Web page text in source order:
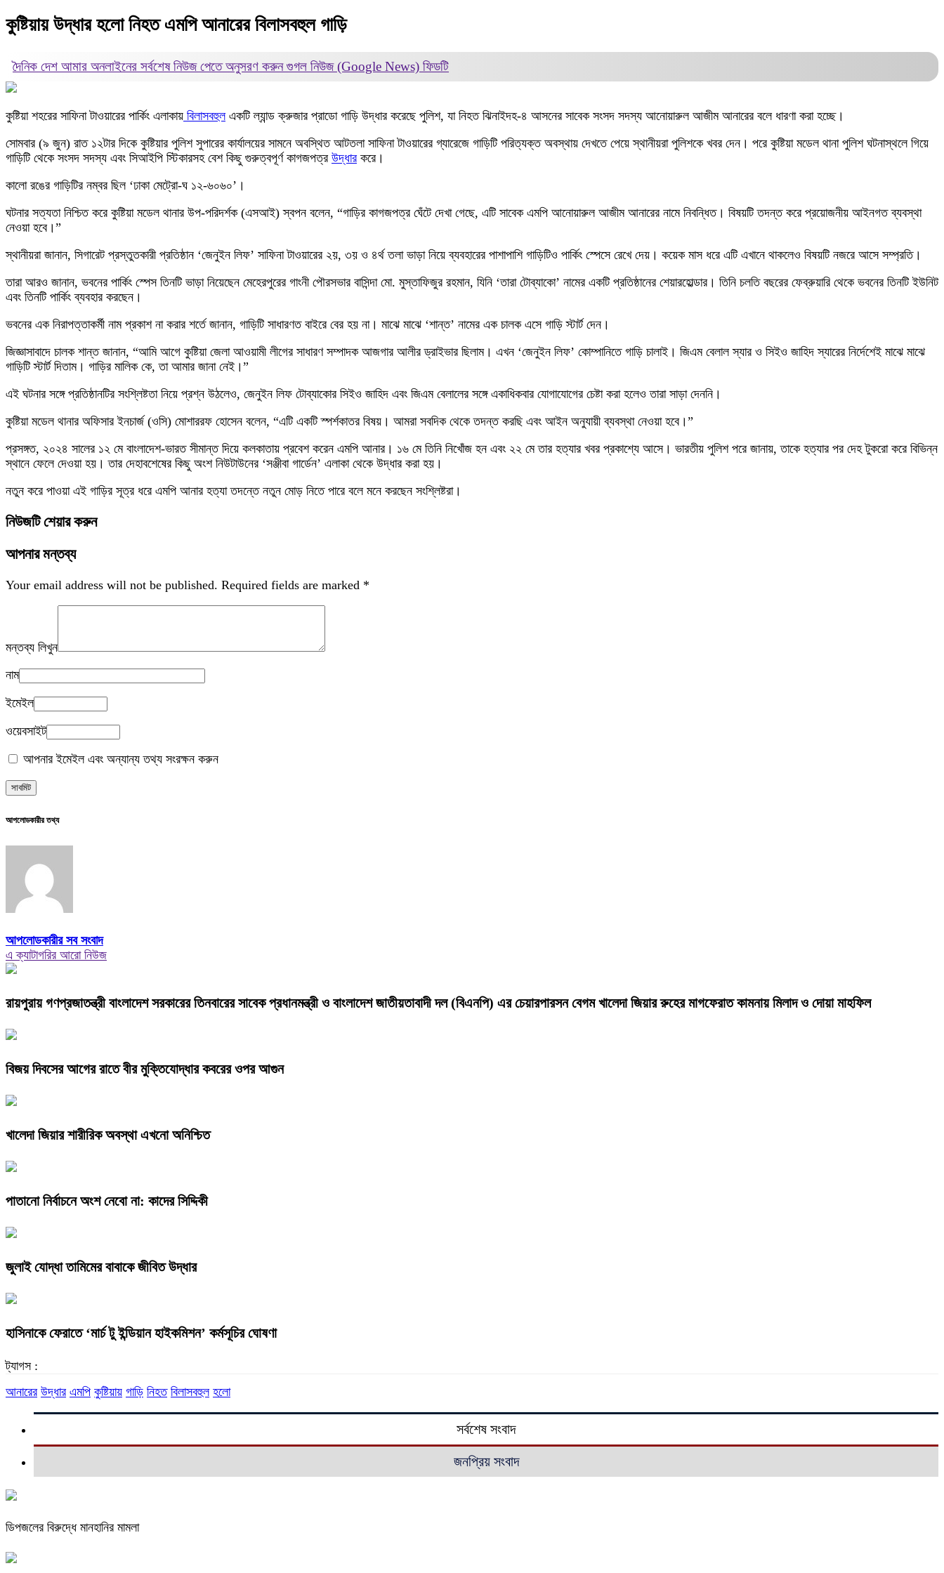
কুষ্টিয়ায় উদ্ধার হলো নিহত এমপি আনারের বিলাসবহুল গাড়ি
দৈনিক দেশ আমার অনলাইনের সর্বশেষ নিউজ পেতে অনুসরণ করুনগুগল নিউজ (Google News) ফিডটি
কুষ্টিয়া শহরের সাফিনা টাওয়ারের পার্কিং এলাকায় বিলাসবহুলএকটি ল্যান্ড ক্রুজার প্রাডো গাড়ি উদ্ধার করেছে পুলিশ, যা নিহত ঝিনাইদহ-৪ আসনের সাবেক সংসদ সদস্য আনোয়ারুল আজীম আনারের বলে ধারণা করা হচ্ছে।
সোমবার (৯ জুন) রাত ১২টার দিকে কুষ্টিয়ার পুলিশ সুপারের কার্যালয়ের সামনে অবস্থিত আটতলা সাফিনা টাওয়ারের গ্যারেজে গাড়িটি পরিত্যক্ত অবস্থায় দেখতে পেয়ে স্থানীয়রা পুলিশকে খবর দেন। পরে কুষ্টিয়া মডেল থানা পুলিশ ঘটনাস্থলে গিয়ে
গাড়িটি থেকে সংসদ সদস্য এবং সিআইপি স্টিকারসহ বেশ কিছু গুরুত্বপূর্ণ কাগজপত্র উদ্ধারকরে।
কালো রঙের গাড়িটির নম্বর ছিল ‘ঢাকা মেট্রো-ঘ ১২-৬০৬০’।
ঘটনার সত্যতা নিশ্চিত করে কুষ্টিয়া মডেল থানার উপ-পরিদর্শক (এসআই) স্বপন বলেন, “গাড়ির কাগজপত্র ঘেঁটে দেখা গেছে, এটি সাবেক এমপি আনোয়ারুল আজীম আনারের নামে নিবন্ধিত। বিষয়টি তদন্ত করে প্রয়োজনীয় আইনগত ব্যবস্থা
নেওয়া হবে।”
স্থানীয়রা জানান, সিগারেট প্রস্তুতকারী প্রতিষ্ঠান ‘জেনুইন লিফ’ সাফিনা টাওয়ারের ২য়, ৩য় ও ৪র্থ তলা ভাড়া নিয়ে ব্যবহারের পাশাপাশি গাড়িটিও পার্কিং স্পেসে রেখে দেয়। কয়েক মাস ধরে এটি এখানে থাকলেও বিষয়টি নজরে আসে সম্প্রতি।
তারা আরও জানান, ভবনের পার্কিং স্পেস তিনটি ভাড়া নিয়েছেন মেহেরপুরের গাংনী পৌরসভার বাসিন্দা মো. মুস্তাফিজুর রহমান, যিনি ‘তারা টোব্যাকো’ নামের একটি প্রতিষ্ঠানের শেয়ারহোল্ডার। তিনি চলতি বছরের ফেব্রুয়ারি থেকে ভবনের তিনটি ইউনিট
এবং তিনটি পার্কিং ব্যবহার করছেন।
ভবনের এক নিরাপত্তাকর্মী নাম প্রকাশ না করার শর্তে জানান, গাড়িটি সাধারণত বাইরে বের হয় না। মাঝে মাঝে ‘শান্ত’ নামের এক চালক এসে গাড়ি স্টার্ট দেন।
জিজ্ঞাসাবাদে চালক শান্ত জানান, “আমি আগে কুষ্টিয়া জেলা আওয়ামী লীগের সাধারণ সম্পাদক আজগার আলীর ড্রাইভার ছিলাম। এখন ‘জেনুইন লিফ’ কোম্পানিতে গাড়ি চালাই। জিএম বেলাল স্যার ও সিইও জাহিদ স্যারের নির্দেশেই মাঝে মাঝে
গাড়িটি স্টার্ট দিতাম। গাড়ির মালিক কে, তা আমার জানা নেই।”
এই ঘটনার সঙ্গে প্রতিষ্ঠানটির সংশ্লিষ্টতা নিয়ে প্রশ্ন উঠলেও, জেনুইন লিফ টোব্যাকোর সিইও জাহিদ এবং জিএম বেলালের সঙ্গে একাধিকবার যোগাযোগের চেষ্টা করা হলেও তারা সাড়া দেননি।
কুষ্টিয়া মডেল থানার অফিসার ইনচার্জ (ওসি) মোশাররফ হোসেন বলেন, “এটি একটি স্পর্শকাতর বিষয়। আমরা সবদিক থেকে তদন্ত করছি এবং আইন অনুযায়ী ব্যবস্থা নেওয়া হবে।”
প্রসঙ্গত, ২০২৪ সালের ১২ মে বাংলাদেশ-ভারত সীমান্ত দিয়ে কলকাতায় প্রবেশ করেন এমপি আনার। ১৬ মে তিনি নিখোঁজ হন এবং ২২ মে তার হত্যার খবর প্রকাশ্যে আসে। ভারতীয় পুলিশ পরে জানায়, তাকে হত্যার পর দেহ টুকরো করে বিভিন্ন
স্থানে ফেলে দেওয়া হয়। তার দেহাবশেষের কিছু অংশ নিউটাউনের ‘সঞ্জীবা গার্ডেন’ এলাকা থেকে উদ্ধার করা হয়।
নতুন করে পাওয়া এই গাড়ির সূত্র ধরে এমপি আনার হত্যা তদন্তে নতুন মোড় নিতে পারে বলে মনে করছেন সংশ্লিষ্টরা।
নিউজটি শেয়ার করুন
আপনার মন্তব্য
Your email address will not be published. Required fields are marked *
মন্তব্য লিখুন
নাম
ইমেইল
ওয়েবসাইট
আপনার ইমেইল এবং অন্যান্য তথ্য সংরক্ষন করুন
আপলোডকারীর তথ্য
আপলোডকারীর সব সংবাদ
এ ক্যাটাগরির আরো নিউজ
রায়পুরায় গণপ্রজাতন্ত্রী বাংলাদেশ সরকারের তিনবারের সাবেক প্রধানমন্ত্রী ও বাংলাদেশ জাতীয়তাবাদী দল (বিএনপি) এর চেয়ারপারসন বেগম খালেদা জিয়ার রুহের মাগফেরাত কামনায় মিলাদ ও দোয়া মাহফিল
বিজয় দিবসের আগের রাতে বীর মুক্তিযোদ্ধার কবরের ওপর আগুন
খালেদা জিয়ার শারীরিক অবস্থা এখনো অনিশ্চিত
পাতানো নির্বাচনে অংশ নেবো না: কাদের সিদ্দিকী
জুলাই যোদ্ধা তামিমের বাবাকে জীবিত উদ্ধার
হাসিনাকে ফেরাতে ‘মার্চ টু ইন্ডিয়ান হাইকমিশন’ কর্মসূচির ঘোষণা
ট্যাগস :
আনারের উদ্ধার এমপি কুষ্টিয়ায় গাড়ি নিহত বিলাসবহুল হলো
সর্বশেষ সংবাদ
জনপ্রিয় সংবাদ
ডিপজলের বিরুদ্ধে মানহানির মামলা